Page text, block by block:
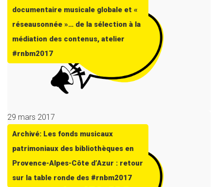
documentaire musicale globale et «
réseausonnée »… de la sélection à la
médiation des contenus, atelier
#rnbm2017
29 mars 2017
Archivé: Les fonds musicaux
patrimoniaux des bibliothèques en
Provence-Alpes-Côte d’Azur : retour
sur la table ronde des #rnbm2017